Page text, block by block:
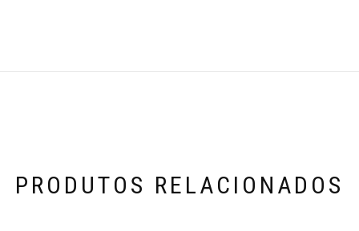
PRODUTOS RELACIONADOS